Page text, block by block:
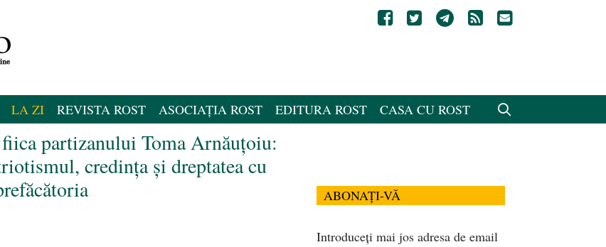
LA ZI REVISTA ROST ASOCIAȚIA ROST EDITURA ROST CASA CU ROST
partizanului Toma Arnăuţoiu:
credinţa şi dreptatea cu
ABONAȚI-VĂ
Introduceți mai jos adresa de email